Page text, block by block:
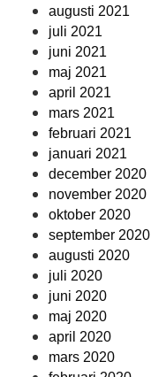
augusti 2021
juli 2021
juni 2021
maj 2021
april 2021
mars 2021
februari 2021
januari 2021
december 2020
november 2020
oktober 2020
september 2020
augusti 2020
juli 2020
juni 2020
maj 2020
april 2020
mars 2020